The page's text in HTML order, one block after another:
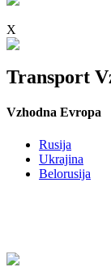
X
Transport
Vzhodna Evropa
Rusija
Ukrajina
Belorusija